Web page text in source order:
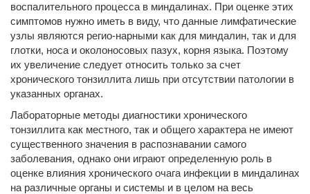
воспалительного процесса в миндалинах. При оценке этих
симптомов нужно иметь в виду, что данные лимфатические
узлы являются регио-нарными как для миндалин, так и для
глотки, носа и околоносовых пазух, корня языка. Поэтому
их увеличение следует относить только за счет
хронического тонзиллита лишь при отсутствии патологии в
указанных органах.
Лабораторные методы диагностики хронического
тонзиллита как местного, так и общего характера не имеют
существенного значения в распознавании самого
заболевания, однако они играют определенную роль в
оценке влияния хронического очага инфекции в миндалинах
на различные органы и системы и в целом на весь